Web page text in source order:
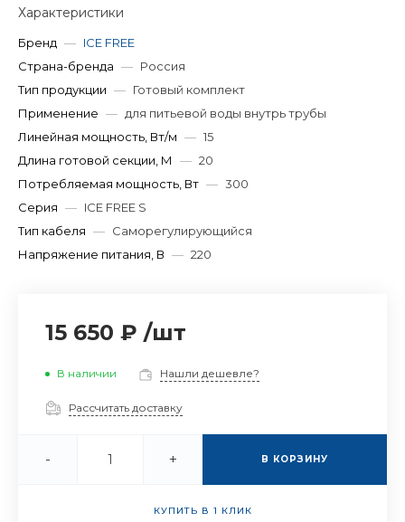
Характеристики
Бренд — ICE FREE
Страна-бренда — Россия
Тип продукции — Готовый комплект
Применение — для питьевой воды внутрь трубы
Линейная мощность, Вт/м — 15
Длина готовой секции, М
— 20
Потребляемая мощность, Вт — 300
Серия — ICE FREE S
Тип кабеля — Саморегулирующийся
Напряжение питания, В — 220
15 650 ₽ /шт
В наличии Нашли дешевле?
Рассчитать доставку
- + В КОРЗИНУ
КУПИТЬ В 1 КЛИК